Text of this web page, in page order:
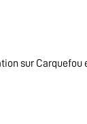
sur Carquefou